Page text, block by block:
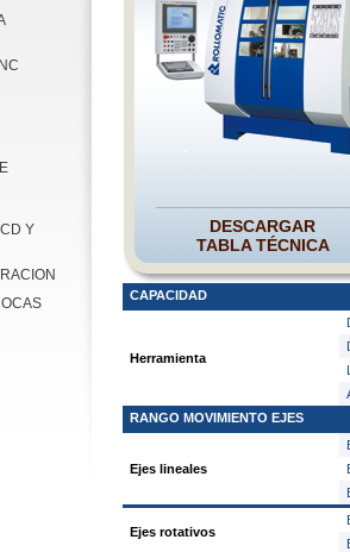
Y
DESCARGAR
TABLA TÉCNICA
CAPACIDAD
Herramienta
RANGO MOVIMIENTO EJES
Ejes lineales
Ejes rotativos